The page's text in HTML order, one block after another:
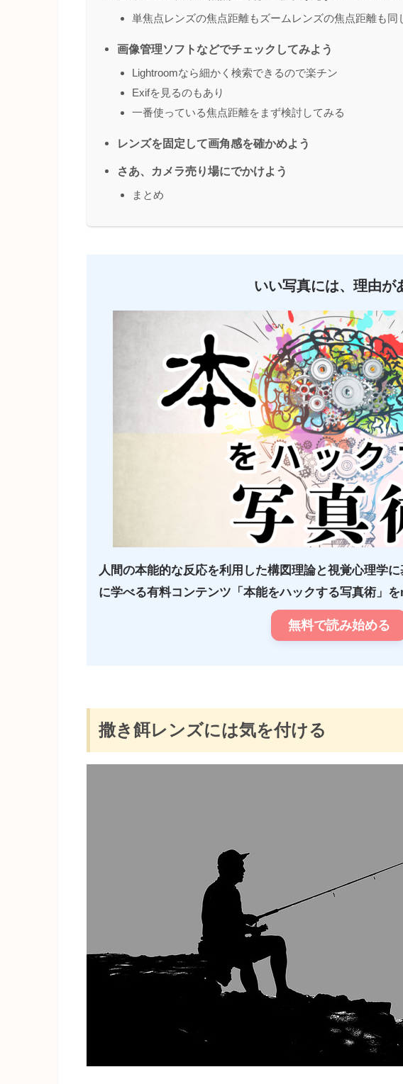
単焦点レンズの焦点距離もズームレンズの焦点距離も同
画像管理ソフトなどでチェックしてみよう
Lightroomなら細かく検索できるので楽チン
Exifを見るのもあり
一番使っている焦点距離をまず検討してみる
レンズを固定して画角感を確かめよう
さあ、カメラ売り場にでかけよう
まとめ
いい写真には、理由が
人間の本能的な反応を利用した構図理論と視覚心理学
に学べる有料コンテンツ「本能をハックする写真術」を
無料で読み始める
撒き餌レンズには気を付ける